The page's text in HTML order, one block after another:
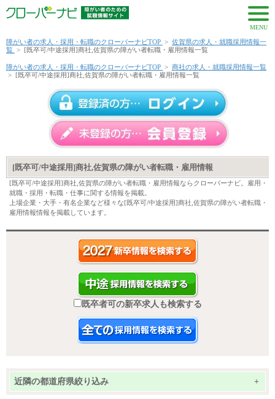
MENU
障がい者の求人・採用・転職のクローバーナビTOP > 佐賀県の求人・就職採用情報一
覧 > [既卒可/中途採用]商社,佐賀県の障がい者転職・雇用情報一覧
障がい者の求人・採用・転職のクローバーナビTOP > 商社の求人・就職採用情報一覧
> [既卒可/中途採用]商社,佐賀県の障がい者転職・雇用情報一覧
[既卒可/中途採用]商社,佐賀県の障がい者転職・雇用情報
[既卒可/中途採用]商社,佐賀県の障がい者転職・雇用情報ならクローバーナビ。雇用・
就職・採用・転職・仕事に関する情報を掲載。
上場企業・大手・有名企業など様々な[既卒可/中途採用]商社,佐賀県の障がい者転職・
雇用情報情報を掲載しています。
既卒者可の新卒求人も検索する
近隣の都道府県絞り込み +